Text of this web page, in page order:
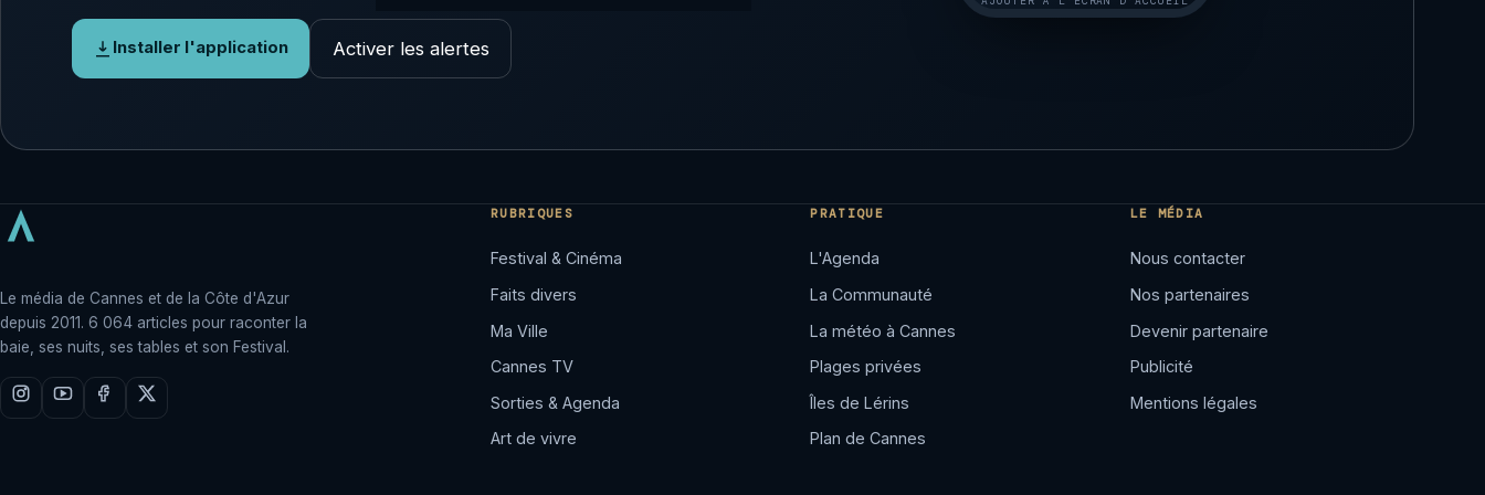
Installer l'application Activer les alertes
Le média de Cannes et de la Côte d'Azur
depuis 2011. 6 064 articles pour raconter la
baie, ses nuits, ses tables et son Festival.
RUBRIQUES
Festival & Cinéma
Faits divers
Ma Ville
Cannes TV
Sorties & Agenda
Art de vivre
PRATIQUE
L'Agenda
La Communauté
La météo à Cannes
Plages privées
Îles de Lérins
Plan de Cannes
LE MÉDIA
Nous contacter
Nos partenaires
Devenir partenaire
Publicité
Mentions légales